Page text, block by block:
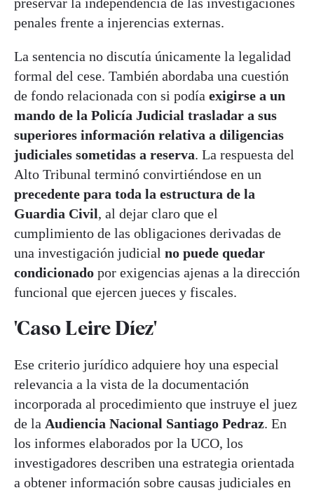
penales frente a injerencias externas.
La sentencia no discutía únicamente la legalidad
formal del cese. También abordaba una cuestión
de fondo relacionada con si podía exigirse a un
mando de la Policía Judicial trasladar a sus
superiores información relativa a diligencias
judiciales sometidas a reserva. La respuesta del
Alto Tribunal terminó convirtiéndose en un
precedente para toda la estructura de la
Guardia Civil, al dejar claro que el
cumplimiento de las obligaciones derivadas de
una investigación judicial no puede quedar
condicionado por exigencias ajenas a la dirección
funcional que ejercen jueces y fiscales.
'Caso Leire Díez'
Ese criterio jurídico adquiere hoy una especial
relevancia a la vista de la documentación
incorporada al procedimiento que instruye el juez
de la Audiencia Nacional Santiago Pedraz. En
los informes elaborados por la UCO, los
investigadores describen una estrategia orientada
a obtener información sobre causas judiciales en